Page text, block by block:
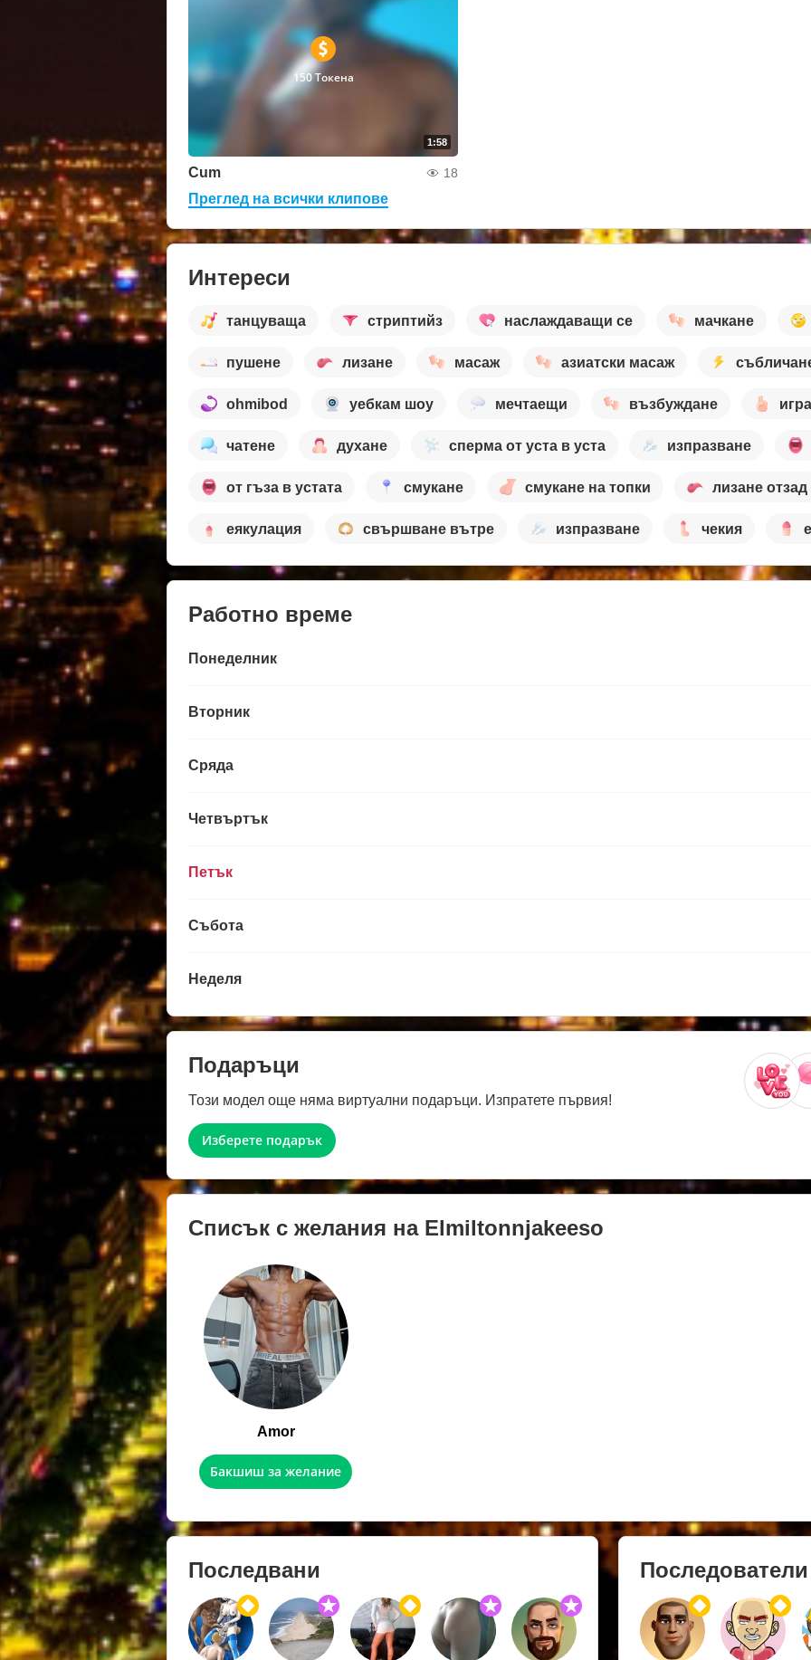
1:58
150 Токена
Cum 18
Преглед на всички клипове
Интереси
танцуваща стриптийз наслаждаващи се мачкане
пушене лизане масаж азиатски масаж
ohmibod уебкам шоу мечтаещи възбуждане
чатене духане сперма от уста в уста изпразване
от гъза в устата смукане смукане на топки лизане отзад
еякулация свършване вътре изпразване чекия
Работно време
Понеделник
Вторник
Сряда
Четвъртък
Петък
Събота
Неделя
Подаръци
Този модел още няма виртуални подаръци. Изпратете първия!
Изберете подарък
Списък с желания на Elmiltonnjakeeso
Amor
Бакшиш за желание
Последвани Последователи